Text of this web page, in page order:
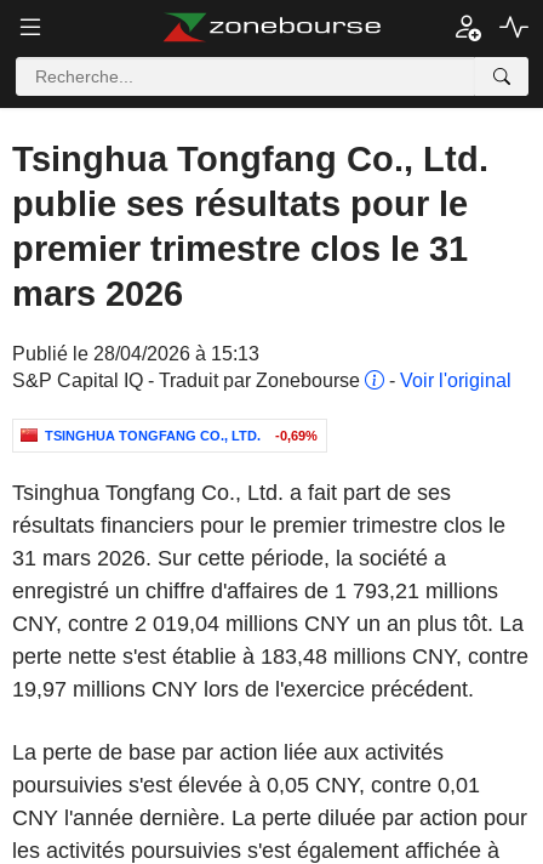
Tsinghua Tongfang Co., Ltd.
publie ses résultats pour le
premier trimestre clos le 31
mars 2026
Publié le 28/04/2026 à 15:13
S&P Capital IQ - Traduit par Zonebourse
- Voir l'original
TSINGHUA TONGFANG CO., LTD. -0,69%
Tsinghua Tongfang Co., Ltd. a fait part de ses
résultats financiers pour le premier trimestre clos le
31 mars 2026. Sur cette période, la société a
enregistré un chiffre d'affaires de 1 793,21 millions
CNY, contre 2 019,04 millions CNY un an plus tôt. La
perte nette s'est établie à 183,48 millions CNY, contre
19,97 millions CNY lors de l'exercice précédent.
La perte de base par action liée aux activités
poursuivies s'est élevée à 0,05 CNY, contre 0,01
CNY l'année dernière. La perte diluée par action pour
les activités poursuivies s'est également affichée à